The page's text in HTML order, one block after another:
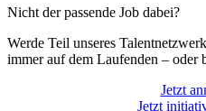
Nicht der passende Job dabei?
Werde Teil unseres
immer auf dem Laufenden –
Jetzt
Jetzt